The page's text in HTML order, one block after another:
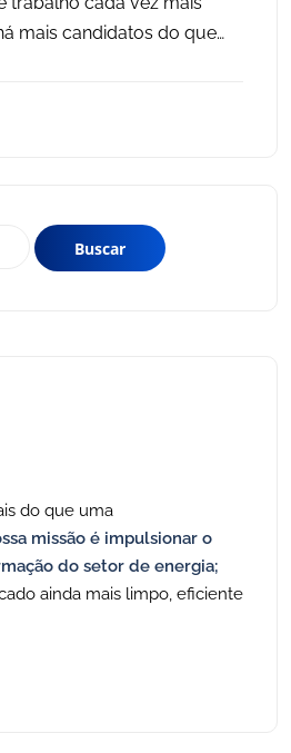
mais candidatos do que…
do que uma
missão é impulsionar o
do setor de energia;
ainda mais limpo, eficiente